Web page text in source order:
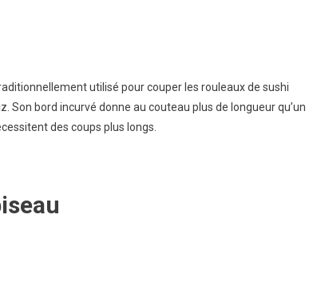
utilisé pour couper les rouleaux de sushi
Son bord incurvé donne au couteau plus de longueur qu’un
des coups plus longs.